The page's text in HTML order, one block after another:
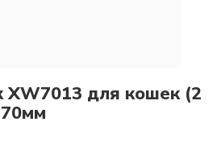
XW7013 для кошек (2